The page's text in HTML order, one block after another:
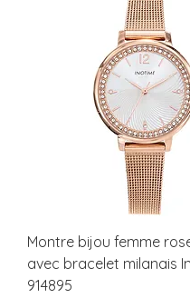
Montre bijou femme
avec bracelet milanais
914895